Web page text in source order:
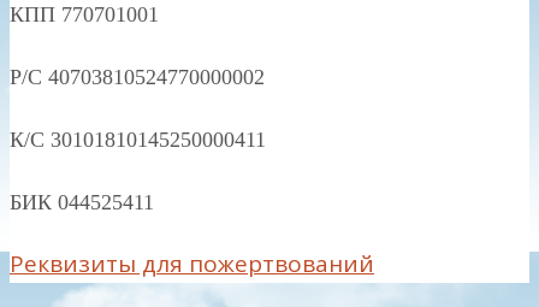
КПП 770701001
Р/С 40703810524770000002
К/С 30101810145250000411
БИК 044525411
Реквизиты для пожертвований